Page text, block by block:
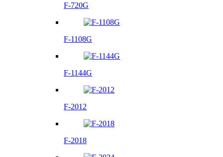
F-720G
F-1108G
F-1144G
F-2012
F-2018